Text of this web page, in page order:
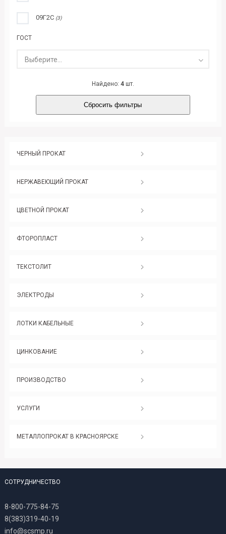
09Г2С (3)
ГОСТ
Выберите...
Найдено: 4шт.
Сбросить фильтры
ЧЕРНЫЙ ПРОКАТ
НЕРЖАВЕЮЩИЙ ПРОКАТ
ЦВЕТНОЙ ПРОКАТ
ФТОРОПЛАСТ
ТЕКСТОЛИТ
ЭЛЕКТРОДЫ
ЛОТКИ КАБЕЛЬНЫЕ
ЦИНКОВАНИЕ
ПРОИЗВОДСТВО
УСЛУГИ
МЕТАЛЛОПРОКАТ В КРАСНОЯРСКЕ
СОТРУДНИЧЕСТВО
8-800-775-84-75
8(383)319-40-19
info@scsmp.ru